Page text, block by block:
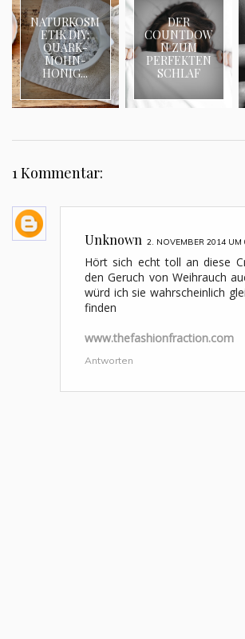
NATURKOSM
ETIK DIY:
QUARK-
MOHN-
HONIG...
DER
COUNTDOW
N ZUM
PERFEKTEN
SCHLAF
1 Kommentar:
Unknown 2. NOVEMBER 2014 UM
Hört sich echt toll an diese
den Geruch von Weihrauch
würd ich sie wahrscheinlich
finden
www.thefashionfraction.com
Antworten